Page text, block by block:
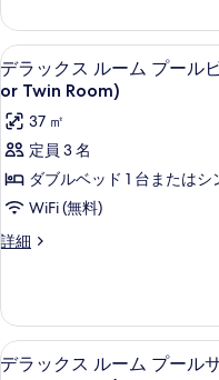
写
真
を
表
示
す
る
(Deluxe
Double
or
Twin
Room)
の
す
べ
て
真
を
表
ス
ル
ー
ム
Double
or
Twin
Room)
の
細
デ
ラ
ッ
ク
ス
ル
ー
ー
ル
7
デラックス ルーム プール
or Twin Room)
37 ㎡
定員 3 名
ダブルベッド 1 台または
WiFi (無料)
詳細
デ
ス
ル
ー
デ5
デラックス ルーム プール